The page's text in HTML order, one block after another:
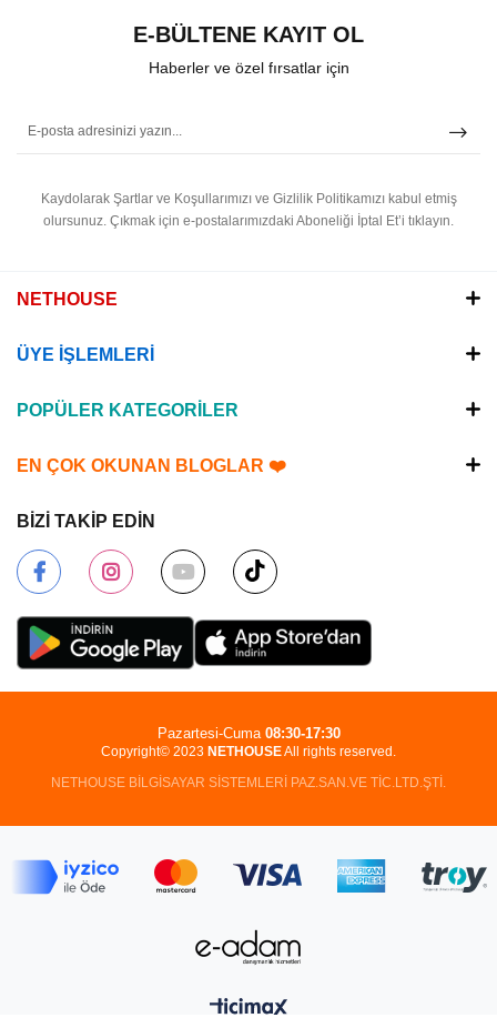
E-BÜLTENE KAYIT OL
Haberler ve özel fırsatlar için
Kaydolarak Şartlar ve Koşullarımızı ve Gizlilik Politikamızı kabul etmiş
olursunuz. Çıkmak için e-postalarımızdaki Aboneliği İptal Et’i tıklayın.
NETHOUSE
ÜYE İŞLEMLERİ
POPÜLER KATEGORİLER
EN ÇOK OKUNAN BLOGLAR ❤️
BİZİ TAKİP EDİN
Copyright© 2023 NETHOUSEAll rights reserved.
NETHOUSE BİLGİSAYAR SİSTEMLERİ PAZ.SAN.VE TİC.LTD.ŞTİ.
Pazartesi-Cuma 08:30-17:30